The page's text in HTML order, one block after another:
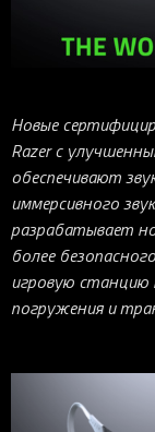
Аксессуары
Wireless
Kiyo
Освещение
Ripsaw
Все
Firefly
Strider
Sphex
Gigantus
Pro Glide
Pro Click
Pro Type
Pro Glide XXL
Коллаборации
Synapse 4
Synapse 3
Chroma™
THX Spatial
7.1 Sound
Synapse 2
Razer Axon
Streamer
Игровые
Новые
Razer с
обеспечивают
иммерсивного
разрабатывает
более
игровую станцию
погружения и